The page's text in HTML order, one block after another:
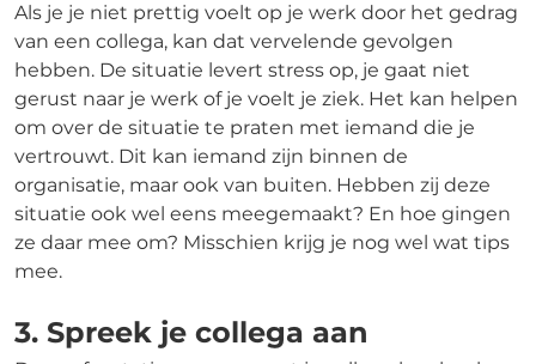
Als je je niet prettig voelt op je werk door het gedrag
van een collega, kan dat vervelende gevolgen
hebben. De situatie levert stress op, je gaat niet
gerust naar je werk of je voelt je ziek. Het kan helpen
om over de situatie te praten met iemand die je
vertrouwt. Dit kan iemand zijn binnen de
organisatie, maar ook van buiten. Hebben zij deze
situatie ook wel eens meegemaakt? En hoe gingen
ze daar mee om? Misschien krijg je nog wel wat tips
mee.
3. Spreek je collega aan